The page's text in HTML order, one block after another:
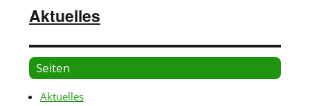
Aktuelles
Seiten
Aktuelles